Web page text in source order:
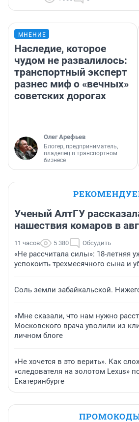
МНЕНИЕ
Наследие, которое
чудом не развалилось:
транспортный эксперт
разнес миф о «вечных»
советских дорогах
Олег Арефьев
Блогер, предприниматель,
владелец в транспортном
бизнесе
Ученый АлтГУ
нашествия комаров в
11 часов 5 380 Обсудить
«Не рассчитала силы»: 18-летняя
успокоить трехмесячного сына и
Соль земли забайкальской.
«Мне сказали, что нам нужно
Московского врача уволили из
личном блоге
«Не хочется в это верить». Как
«следователя на золотом Lexus»
Екатеринбурге